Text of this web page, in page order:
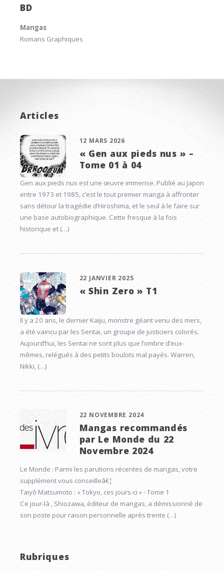
BD
Mangas
Romans Graphiques
Articles
12 MARS 2026
« Gen aux pieds nus » –
Tome 01 à 04
Gen aux pieds nus est une œuvre immense. Publié au Japon
entre 1973 et 1985, c’est le tout premier manga à affronter
sans détour la tragédie d’Hiroshima, et le seul à le faire sur
une base autobiographique. Cette fresque à la fois
historique et (…)
22 JANVIER 2025
« Shin Zero » T1
Il y a 20 ans, le dernier Kaiju, monstre géant venu des mers,
a été vaincu par les Sentai, un groupe de justiciers colorés.
Aujourd’hui, les Sentai ne sont plus que l’ombre d’eux-
mêmes, relégués à des petits boulots mal payés. Warren,
Nikki, (…)
22 NOVEMBRE 2024
Mangas recommandés
par Le Monde du 22
Novembre 2024
Le Monde : Parmi les parutions récentes de mangas, votre
supplément vous conseilleâ€¦
Taiyô Matsumoto : « Tokyo, ces jours-ci » - Tome 1
Ce jour-là , Shiozawa, éditeur de mangas, a démissionné de
son poste pour raison personnelle après trente (…)
Rubriques